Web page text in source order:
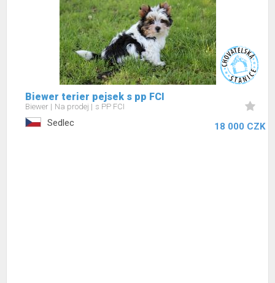
Biewer terier pejsek s pp FCI
Biewer Na prodej s PP FCI
Sedlec 18 000 CZK